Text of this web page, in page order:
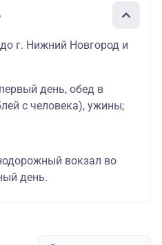
г. Нижний Новгород и
день, обед в
с человека), ужины;
вокзал во
день.